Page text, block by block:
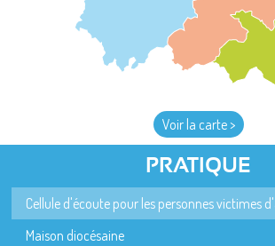
Voir la carte >
PRATIQUE
Cellule d'écoute pour les personnes victimes
Maison diocésaine